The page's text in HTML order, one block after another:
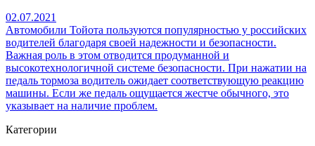
02.07.2021
Автомобили Тойота пользуются популярностью у российских
водителей благодаря своей надежности и безопасности.
Важная роль в этом отводится продуманной и
высокотехнологичной системе безопасности. При нажатии на
педаль тормоза водитель ожидает соответствующую реакцию
машины. Если же педаль ощущается жестче обычного, это
указывает на наличие проблем.
Категории